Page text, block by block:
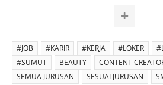
#JOB #KARIR #KERJA #LOKER
#SUMUT
BEAUTY CONTENT
SEMUA JURUSAN
SESUAI JURUSAN